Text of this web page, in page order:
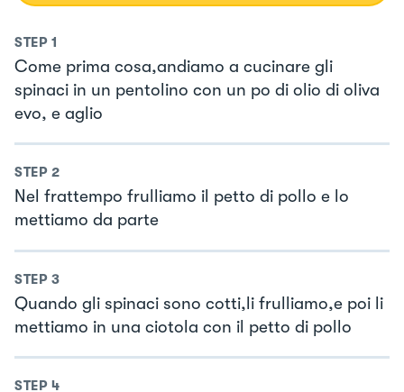
STEP 1
Come prima cosa,andiamo a cucinare gli
spinaci in un pentolino con un po di olio di oliva
evo, e aglio
STEP 2
Nel frattempo frulliamo il petto di pollo e lo
mettiamo da parte
STEP 3
Quando gli spinaci sono cotti,li frulliamo,e poi li
mettiamo in una ciotola con il petto di pollo
STEP 4